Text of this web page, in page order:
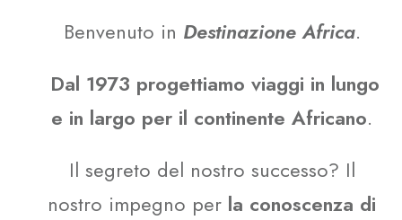
Benvenuto in Destinazione Africa.
Dal 1973 progettiamo viaggi in lungo
e in largo per il continente Africano.
Il segreto del nostro successo? Il
nostro impegno per la conoscenza di